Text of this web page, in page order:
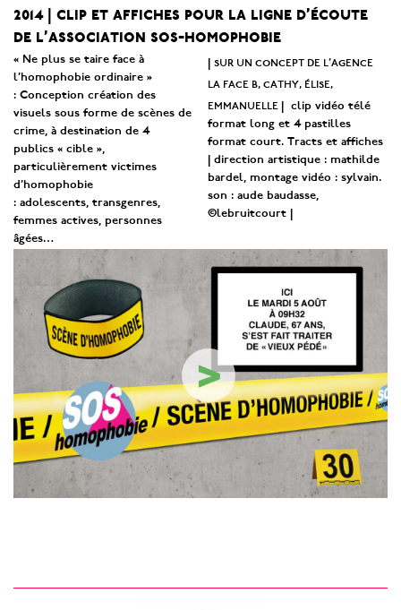
2014
clip et affiches pour la ligne d’écoute
de l’association sos-homophobie
« Ne plus se taire face à
l’homophobie ordinaire »
: Conception création des
visuels sous forme de scènes de
crime, à destination de 4
publics « cible »,
particulièrement victimes
d’homophobie
: adolescents, transgenres,
femmes actives, personnes
âgées…
|sur un concept de l’agence
la face b, cathy, élise,
emmanuelle
| clip vidéo télé
format long et 4 pastilles
format court. Tracts et affiches
| direction artistique : mathilde
bardel, montage vidéo : sylvain.
son : aude baudasse,
©lebruitcourt |
>